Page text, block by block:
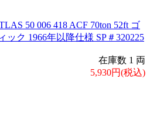
50 006 418 ACF 70ton 52ft ゴ
ック 1966年以降仕様 SP＃320225
在庫数 1 両
5,930円(税込)